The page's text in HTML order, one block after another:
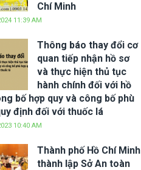
Chí Minh
11:39 AM
Thông báo thay đổi cơ
quan tiếp nhận hồ sơ
và thực hiện thủ tục
hành chính đối với hồ
bố hợp quy và công bố phù
định đối với thuốc lá
10:40 AM
Thành phố Hồ Chí Minh
thành lập Sở An toàn